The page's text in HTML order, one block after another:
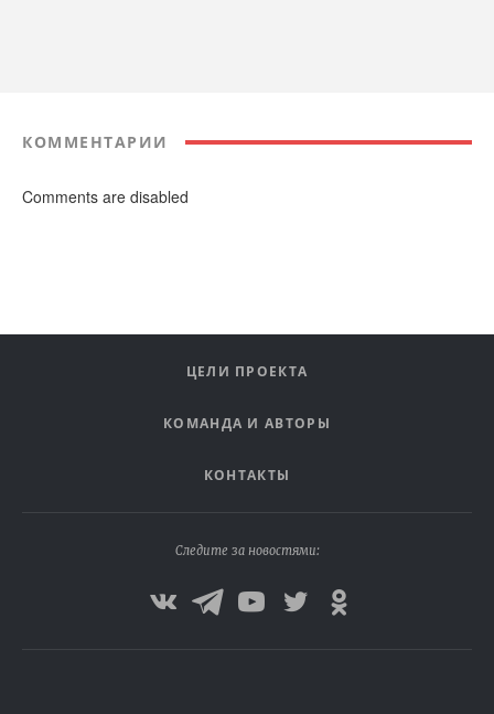
КОММЕНТАРИИ
Comments are disabled
ЦЕЛИ ПРОЕКТА
КОМАНДА И АВТОРЫ
КОНТАКТЫ
Следите за новостями: